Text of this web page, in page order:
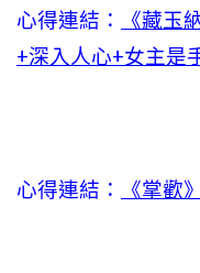
心得連結：
《藏玉
+深入人心+女主是
心得連結： 《掌歡